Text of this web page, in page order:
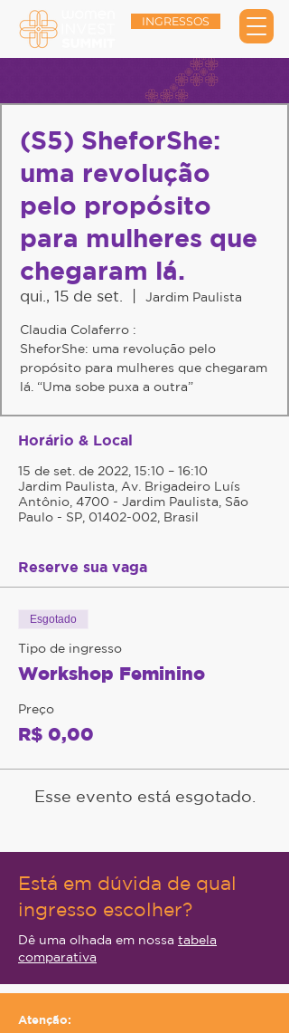
INGRESSOS
(S5) SheforShe:
uma revolução
pelo propósito
para mulheres que
chegaram lá.
qui., 15 de set. Jardim Paulista
Claudia Colaferro :
SheforShe: uma revolução pelo
propósito para mulheres que chegaram
lá. “Uma sobe puxa a outra”
Horário & Local
15 de set. de 2022, 15:10 – 16:10
Jardim Paulista, Av. Brigadeiro Luís
Antônio, 4700 - Jardim Paulista, São
Paulo - SP, 01402-002, Brasil
Reserve sua vaga
Esgotado
Tipo de ingresso
Workshop Feminino
Preço
R$ 0,00
Esse evento está esgotado.
Está em dúvida de qual
ingresso escolher?
Dê uma olhada em nossa tabela
comparativa
Atenção: